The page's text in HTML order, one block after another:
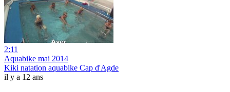
2:11
Aquabike mai 2014
Kiki natation aquabike Cap d'Agde
il y a 12 ans